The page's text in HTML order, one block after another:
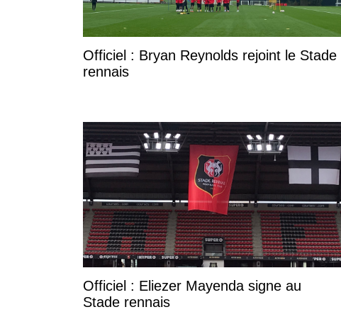
Officiel : Bryan Reynolds rejoint le Stade
rennais
Officiel : Eliezer Mayenda signe au
Stade rennais